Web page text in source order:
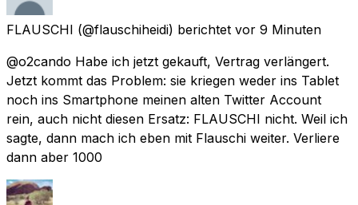
FLAUSCHI (@flauschiheidi) berichtet vor 9 Minuten
@o2cando Habe ich jetzt gekauft, Vertrag verlängert.
Jetzt kommt das Problem: sie kriegen weder ins Tablet
noch ins Smartphone meinen alten Twitter Account
rein, auch nicht diesen Ersatz: FLAUSCHI nicht. Weil ich
sagte, dann mach ich eben mit Flauschi weiter. Verliere
dann aber 1000